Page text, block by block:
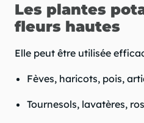
Les plantes
fleurs hautes
Elle peut être utilisée
Fèves, haricots, pois,
Tournesols, lavatères,